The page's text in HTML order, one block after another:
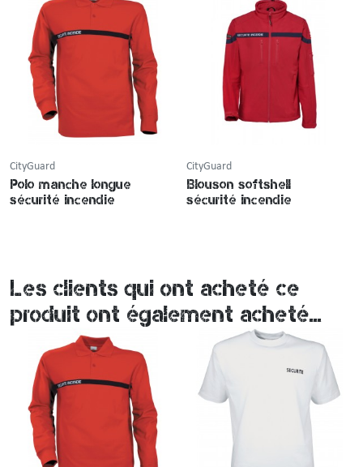
CityGuard
Polo manche longue
sécurité incendie
CityGuard
Blouson softshell
sécurité incendie
Les clients qui ont acheté ce
produit ont également acheté...